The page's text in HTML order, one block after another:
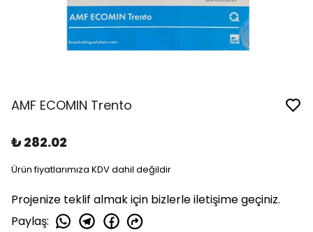
AMF ECOMIN Trento
₺ 282.02
Ürün fiyatlarımıza KDV dahil değildir
Projenize teklif almak için bizlerle iletişime geçiniz.
Paylaş: